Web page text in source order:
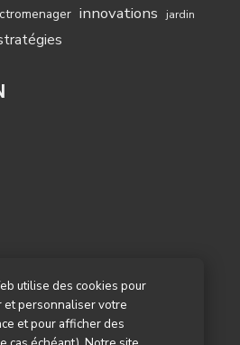
utilise des cookies pour
et personnaliser votre
et pour afficher des
innovations jardin